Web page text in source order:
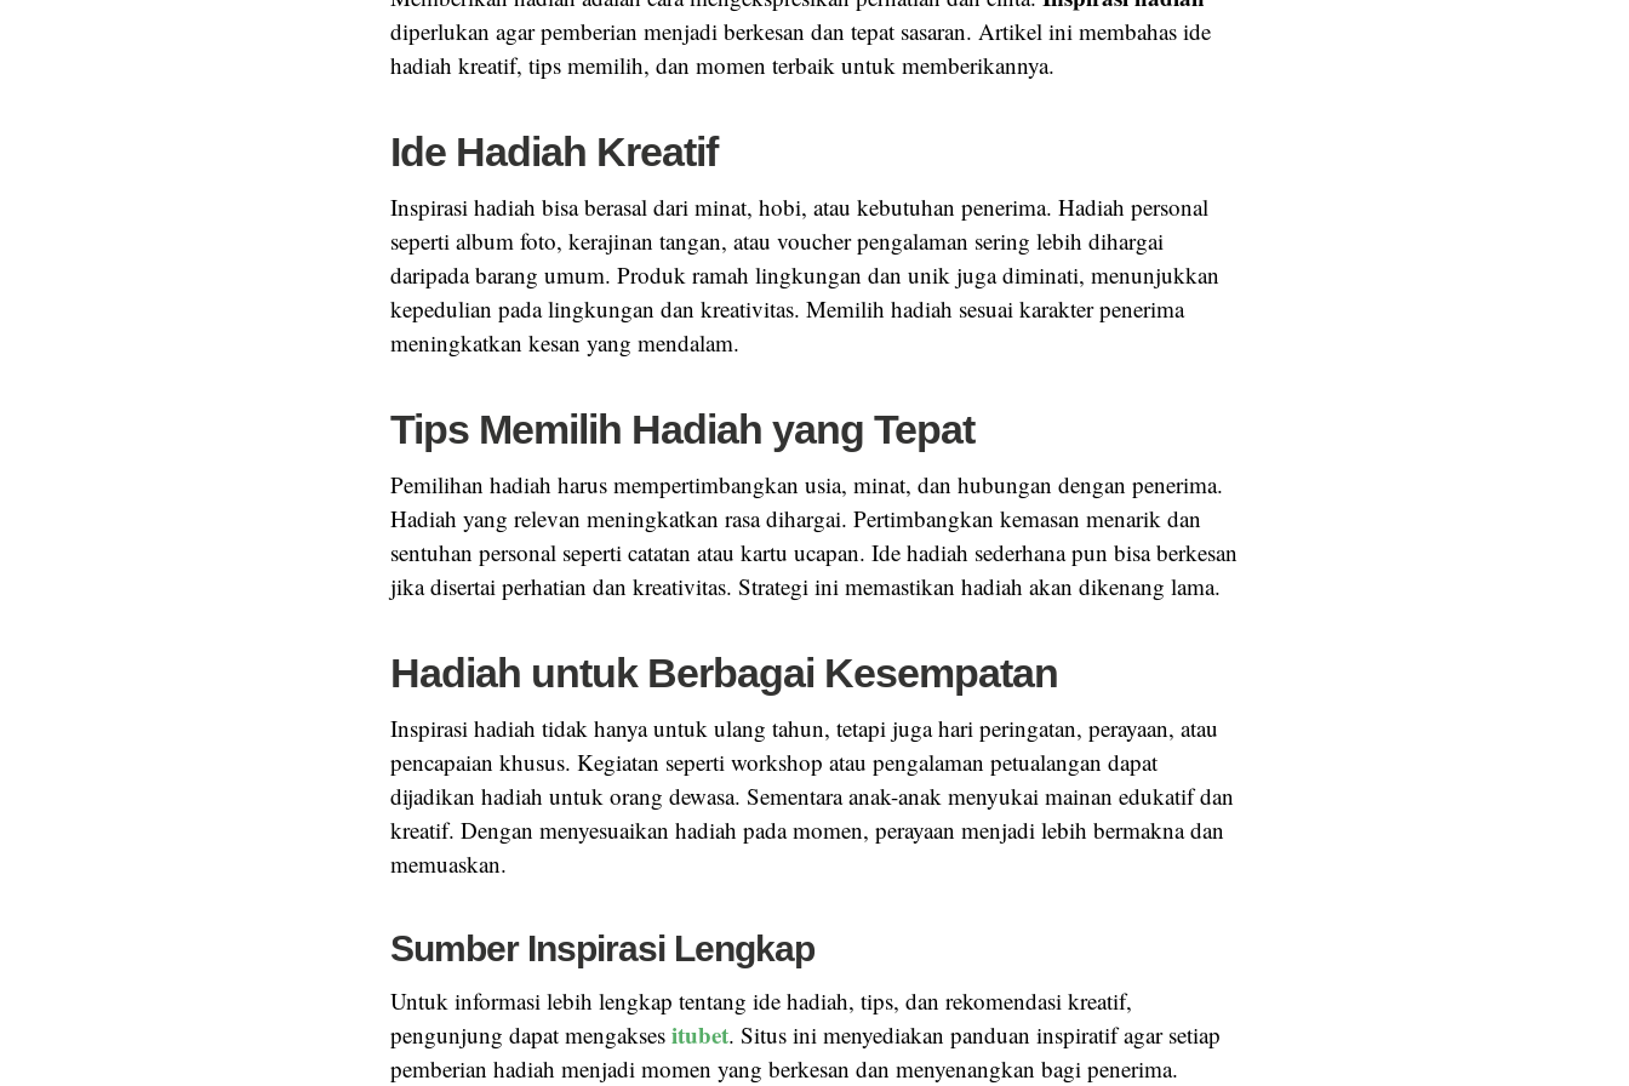
diperlukan agar pemberian menjadi berkesan dan tepat sasaran. Artikel ini membahas ide
hadiah kreatif, tips memilih, dan momen terbaik untuk memberikannya.
Ide Hadiah Kreatif
Inspirasi hadiah bisa berasal dari minat, hobi, atau kebutuhan penerima. Hadiah personal
seperti album foto, kerajinan tangan, atau voucher pengalaman sering lebih dihargai
daripada barang umum. Produk ramah lingkungan dan unik juga diminati, menunjukkan
kepedulian pada lingkungan dan kreativitas. Memilih hadiah sesuai karakter penerima
meningkatkan kesan yang mendalam.
Tips Memilih Hadiah yang Tepat
Pemilihan hadiah harus mempertimbangkan usia, minat, dan hubungan dengan penerima.
Hadiah yang relevan meningkatkan rasa dihargai. Pertimbangkan kemasan menarik dan
sentuhan personal seperti catatan atau kartu ucapan. Ide hadiah sederhana pun bisa berkesan
jika disertai perhatian dan kreativitas. Strategi ini memastikan hadiah akan dikenang lama.
Hadiah untuk Berbagai Kesempatan
Inspirasi hadiah tidak hanya untuk ulang tahun, tetapi juga hari peringatan, perayaan, atau
pencapaian khusus. Kegiatan seperti workshop atau pengalaman petualangan dapat
dijadikan hadiah untuk orang dewasa. Sementara anak-anak menyukai mainan edukatif dan
kreatif. Dengan menyesuaikan hadiah pada momen, perayaan menjadi lebih bermakna dan
memuaskan.
Sumber Inspirasi Lengkap
Untuk informasi lebih lengkap tentang ide hadiah, tips, dan rekomendasi kreatif,
pengunjung dapat mengakses itubet. Situs ini menyediakan panduan inspiratif agar setiap
pemberian hadiah menjadi momen yang berkesan dan menyenangkan bagi penerima.